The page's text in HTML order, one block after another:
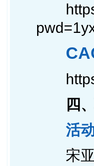
四
活
宋亚